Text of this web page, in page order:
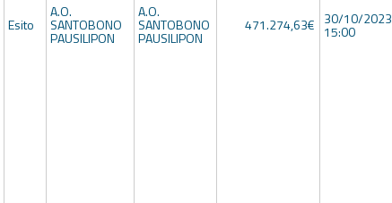
Esito
A.O.
SANTOBONO
PAUSILIPON
A.O.
SANTOBONO
PAUSILIPON
471.274,63€ 30/10/2023
15:00